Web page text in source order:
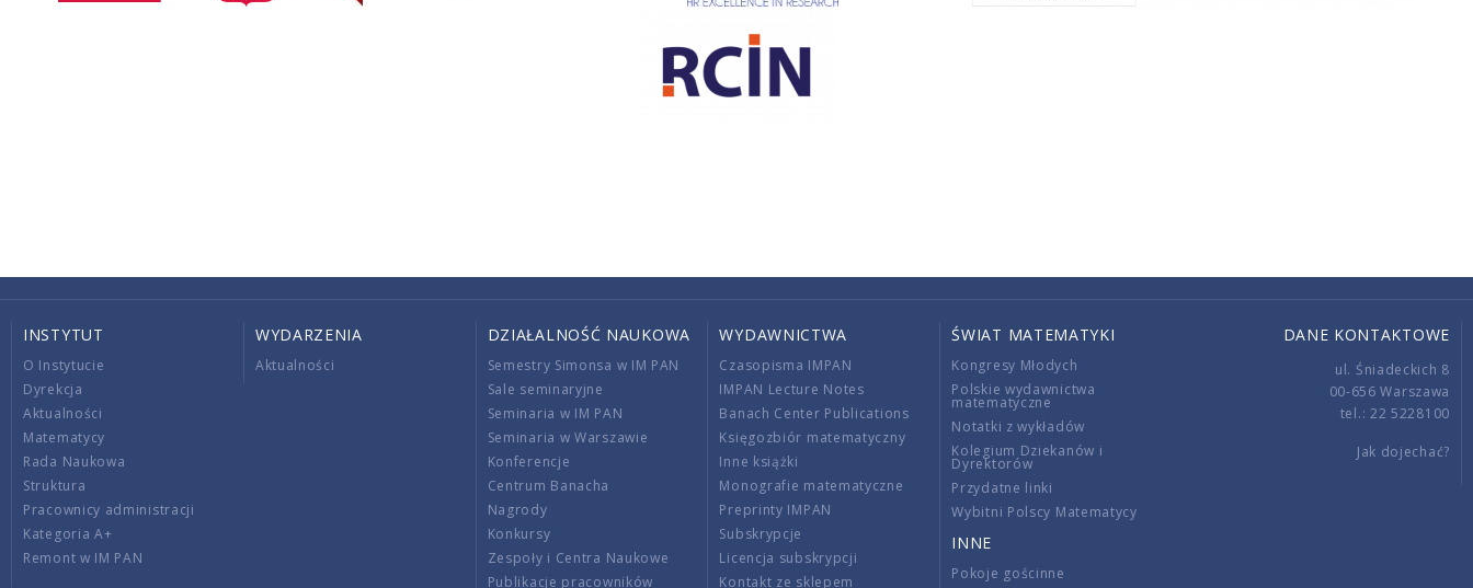
INSTYTUT
O Instytucie
Dyrekcja
Aktualności
Matematycy
Rada Naukowa
Struktura
Pracownicy administracji
Kategoria A+
Remont w IM PAN
WYDARZENIA
Aktualności
DZIAŁALNOŚĆ NAUKOWA
Semestry Simonsa w IM PAN
Sale seminaryjne
Seminaria w IM PAN
Seminaria w Warszawie
Konferencje
Centrum Banacha
Nagrody
Konkursy
Zespoły i Centra Naukowe
Publikacje pracowników
WYDAWNICTWA
Czasopisma IMPAN
IMPAN Lecture Notes
Banach Center Publications
Księgozbiór matematyczny
Inne książki
Monografie matematyczne
Preprinty IMPAN
Subskrypcje
Licencja subskrypcji
Kontakt ze sklepem
ŚWIAT MATEMATYKI
Kongresy Młodych
Polskie wydawnictwa
matematyczne
Notatki z wykładów
Kolegium Dziekanów i
Dyrektorów
Przydatne linki
Wybitni Polscy Matematycy
INNE
Pokoje gościnne
DANE KONTAKTOWE
ul. Śniadeckich 8
00-656 Warszawa
tel.: 22 5228100
Jak dojechać?